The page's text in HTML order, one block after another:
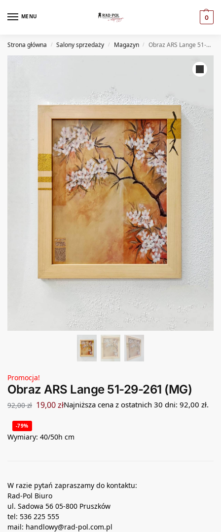
MENU 0
Strona główna / Salony sprzedaży / Magazyn / Obraz ARS Lange 51-29-261 (MG)
Promocja!
Obraz ARS Lange 51-29-261 (MG)
92,00zł 19,00złNajniższa cena z ostatnich 30 dni: 92,00 zł.
-79%
Wymiary: 40/50h cm
W razie pytań zapraszamy do kontaktu:
Rad-Pol Biuro
ul. Sadowa 56 05-800 Pruszków
tel: 536 225 555
mail: handlowy@rad-pol.com.pl